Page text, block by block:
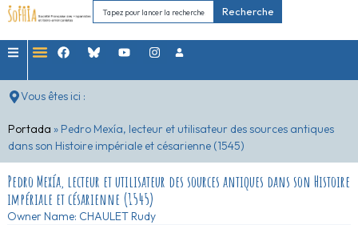
Recherche
Vous êtes ici :
Portada » Pedro Mexía, lecteur et utilisateur des sources antiques
dans son Histoire impériale et césarienne (1545)
Pedro Mexía, lecteur et utilisateur des sources antiques dans son Histoire
impériale et césarienne (1545)
Owner Name: CHAULET Rudy